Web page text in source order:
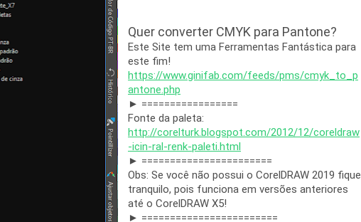
Quer converter CMYK para Pantone?
Este Site tem uma Ferramentas Fantástica para
este fim!
https://www.ginifab.com/feeds/pms/cmyk to p
antone.php
► =================
Fonte da paleta:
http://corelturk.blogspot.com/2012/12/coreldraw
-icin-ral-renk-paleti.html
► =======================
Obs: Se você não possui o CorelDRAW 2019 fique
tranquilo, pois funciona em versões anteriores
até o CorelDRAW X5!
► ========================